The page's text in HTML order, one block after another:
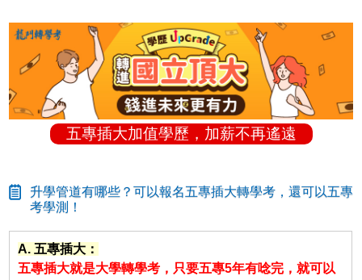
五專插大加值學歷，加薪不再遙遠
升學管道有哪些？可以報名五專插大轉學考，還可以五專
考學測！
A. 五專插大：
五專插大就是大學轉學考，只要五專5年有唸完，就可以